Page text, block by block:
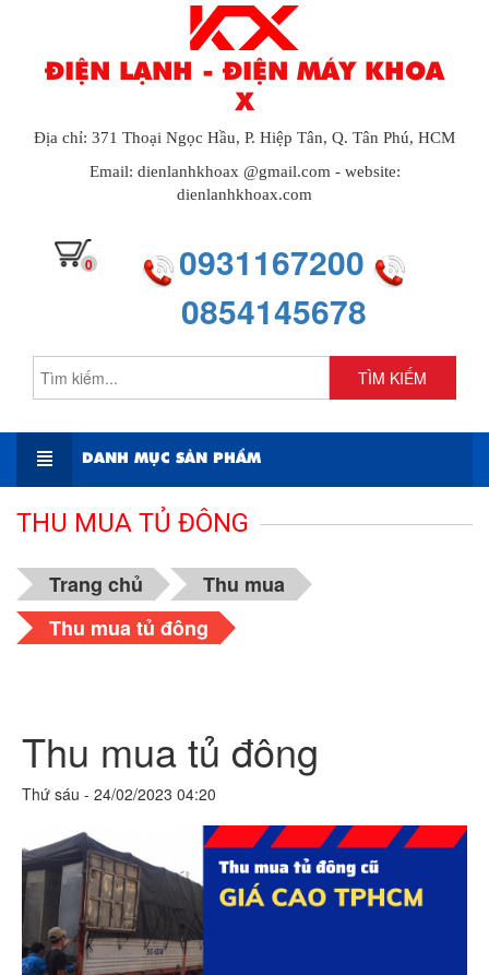
ĐIỆN LẠNH - ĐIỆN MÁY KHOA
X
Địa chỉ: 371 Thoại Ngọc Hầu, P. Hiệp Tân, Q. Tân Phú, HCM
Email: dienlanhkhoax @gmail.com - website:
dienlanhkhoax.com
0
0931167200
0854145678
TÌM KIẾM
DANH MỤC SẢN PHẨM
THU MUA TỦ ĐÔNG
Trang chủ
Thu mua
Thu mua tủ đông
Thu mua tủ đông
Thứ sáu - 24/02/2023 04:20